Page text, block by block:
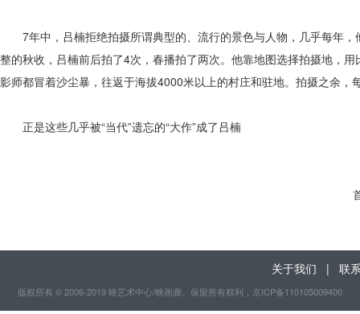
7年中，吕楠拒绝拍摄所谓典型的、流行的景色与人物，几乎每年，
整的秋收，吕楠前后拍了4次，春播拍了两次。他靠地图选择拍摄地，
影师都冒着沙尘暴，往返于海拔4000米以上的村庄和驻地。拍摄之余
正是这些几乎被“当代”遗忘的“大作”成了吕楠
关于我们 | 联
版权所有 © 2006-2019 映艺术中心/映画廊。保留所有权利 ，京ICP备110105009400